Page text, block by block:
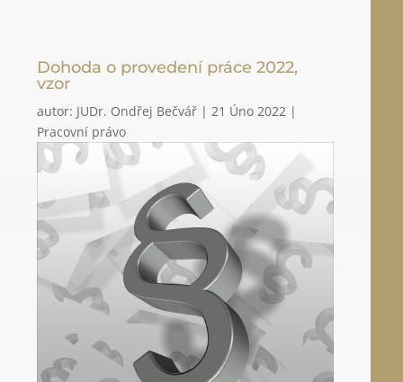
Dohoda o provedení práce 2022,
vzor
autor: JUDr. Ondřej Bečvář |21 Úno 2022 |
Pracovní právo